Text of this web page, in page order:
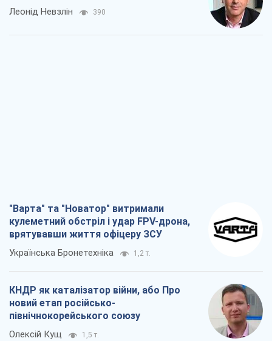
Леонід Невзлін 390
"Варта" та "Новатор" витримали
кулеметний обстріл і удар FPV-дрона,
врятувавши життя офіцеру ЗСУ
Українська Бронетехніка 1,2 т.
КНДР як каталізатор війни, або Про
новий етап російсько-
північнокорейського союзу
Олексій Кущ 1,5 т.